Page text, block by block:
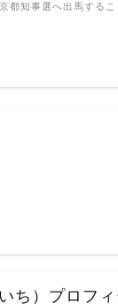
都知事選へ出馬する
ち）プロフ